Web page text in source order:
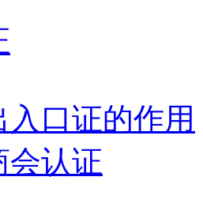
口证的作用
会认证